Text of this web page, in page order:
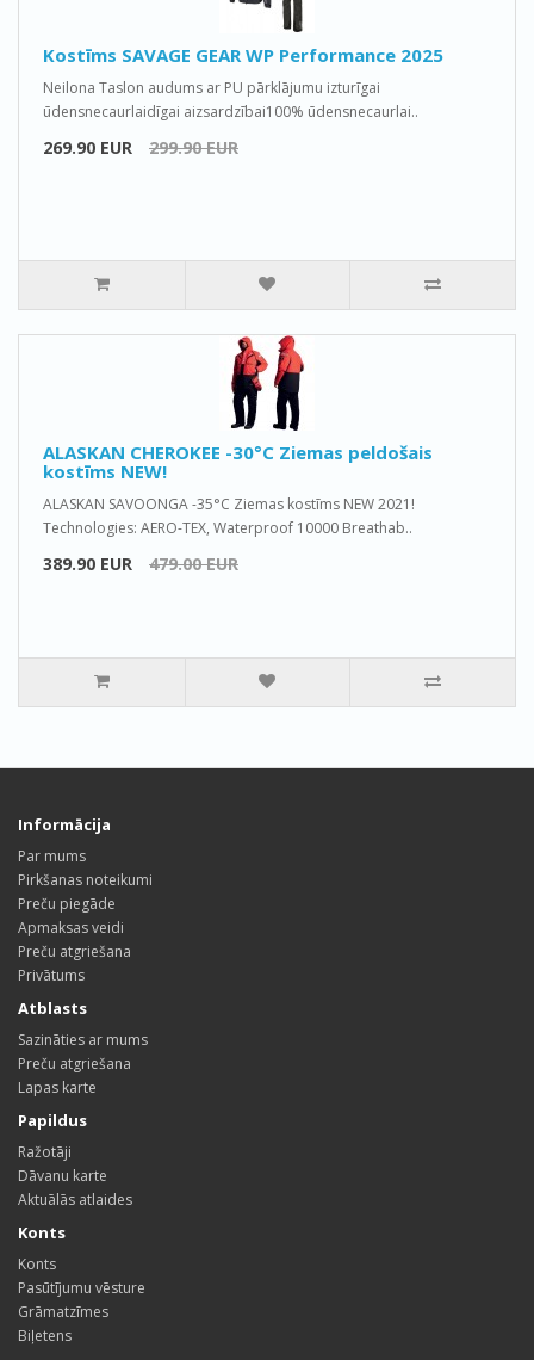
Kostīms SAVAGE GEAR WP Performance 2025
Neilona Taslon audums ar PU pārklājumu izturīgai
ūdensnecaurlaidīgai aizsardzībai100% ūdensnecaurlai..
269.90 EUR 299.90 EUR
ALASKAN CHEROKEE -30°C Ziemas peldošais
kostīms NEW!
ALASKAN SAVOONGA -35°C Ziemas kostīms NEW 2021!
Technologies: AERO-TEX, Waterproof 10000 Breathab..
389.90 EUR 479.00 EUR
Informācija
Par mums
Pirkšanas noteikumi
Preču piegāde
Apmaksas veidi
Preču atgriešana
Privātums
Atblasts
Sazināties ar mums
Preču atgriešana
Lapas karte
Papildus
Ražotāji
Dāvanu karte
Aktuālās atlaides
Konts
Konts
Pasūtījumu vēsture
Grāmatzīmes
Biļetens